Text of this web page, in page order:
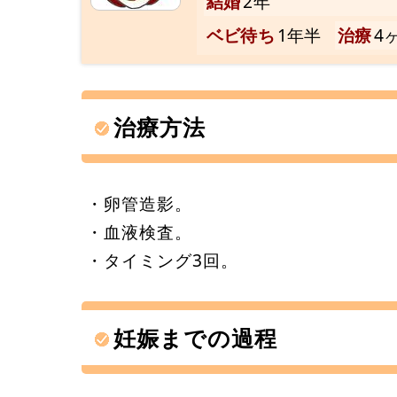
ベビ待ち 1年半 治療4
治療方法
・卵管造影。
・血液検査。
・タイミング3回。
妊娠までの過程